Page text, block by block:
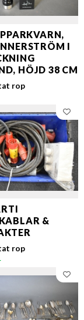
I
HÖJD 38 CM
rop
&
rop